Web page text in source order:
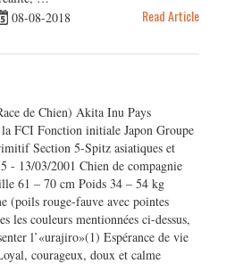
08-08-2018 Read Article
de Chien) Akita Inu Pays
FCI Fonction initiale Japon Groupe
Section 5-Spitz asiatiques et
- 13/03/2001 Chien de compagnie
61 – 70 cm Poids 34 – 54 kg
(poils rouge-fauve avec pointes
les couleurs mentionnées ci-dessus,
l’«urajiro»(1) Espérance de vie
courageux, doux et calme